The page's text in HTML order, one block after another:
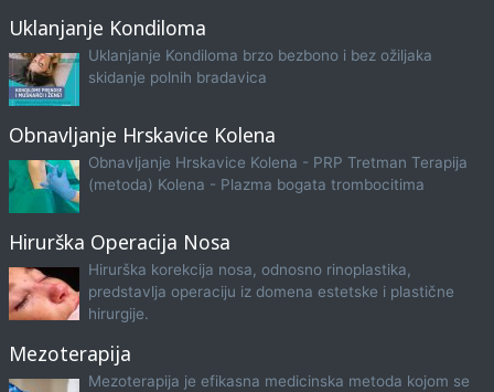
Uklanjanje Kondiloma
Uklanjanje Kondiloma brzo bezbono i bez ožiljaka
skidanje polnih bradavica
Obnavljanje Hrskavice Kolena
Obnavljanje Hrskavice Kolena - PRP Tretman Terapija
(metoda) Kolena - Plazma bogata trombocitima
Hirurška Operacija Nosa
Hirurška korekcija nosa, odnosno rinoplastika,
predstavlja operaciju iz domena estetske i plastične
hirurgije.
Mezoterapija
Mezoterapija je efikasna medicinska metoda kojom se